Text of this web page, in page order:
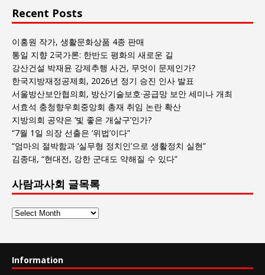
Recent Posts
이홍원 작가, 생활문화상품 4종 판매
통일 지향 2국가론: 한반도 평화의 새로운 길
강산건설 박재윤 강제추행 사건, 무엇이 문제인가?
한국지방재정공제회, 2026년 정기 승진 인사 발표
서울방산보안협의회, 방산기술보호·공급망 보안 세미나 개최
서효석 충청향우회중앙회 총재 취임 논란 확산
지방의회 공약은 ‘빛 좋은 개살구’인가?
“7월 1일 의장 선출은 ‘위법’이다”
“엄마의 절박함과 ‘실무형 정치인’으로 생활정치 실현”
김종대, “현대전, 강한 군대도 약해질 수 있다”
사람과사회 글목록
사
회
Information